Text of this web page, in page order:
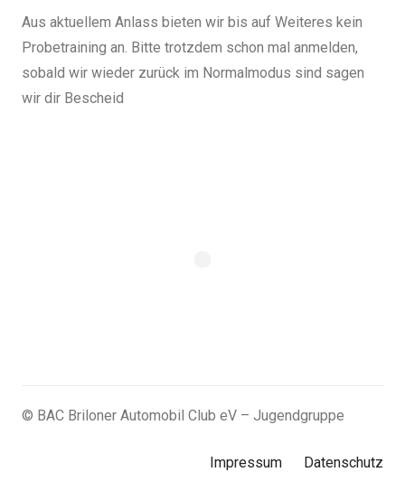
Aus aktuellem Anlass bieten wir bis auf Weiteres kein
Probetraining an. Bitte trotzdem schon mal anmelden,
sobald wir wieder zurück im Normalmodus sind sagen
wir dir Bescheid
© BAC Briloner Automobil Club eV – Jugendgruppe
Impressum Datenschutz